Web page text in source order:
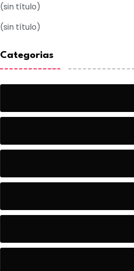
(sin título)
(sin título)
Categorias